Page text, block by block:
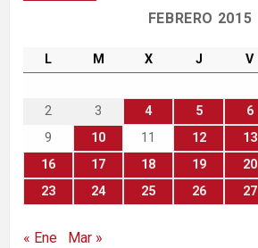
FEBRERO 2015
L M X J V
2
3 4 5 6
9
10 11 12 13
16
17 18 19 20
23
24 25 26 27
« Ene Mar »